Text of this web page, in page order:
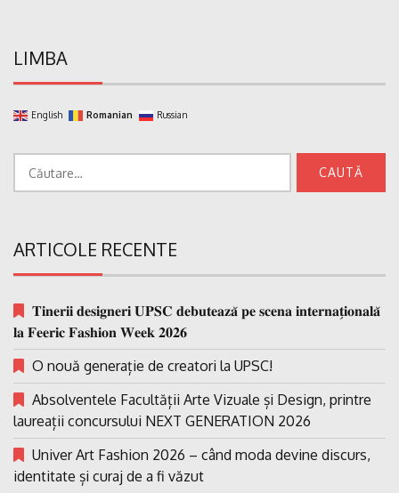
LIMBA
English Romanian Russian
ARTICOLE RECENTE
𝐓𝐢𝐧𝐞𝐫𝐢𝐢 𝐝𝐞𝐬𝐢𝐠𝐧𝐞𝐫𝐢 𝐔𝐏𝐒𝐂 𝐝𝐞𝐛𝐮𝐭𝐞𝐚𝐳𝐚̆ 𝐩𝐞 𝐬𝐜𝐞𝐧𝐚 𝐢𝐧𝐭𝐞𝐫𝐧𝐚𝐭̗𝐢𝐨𝐧𝐚𝐥𝐚̆
𝐥𝐚 𝐅𝐞𝐞𝐫𝐢𝐜 𝐅𝐚𝐬𝐡𝐢𝐨𝐧 𝐖𝐞𝐞𝐤 𝟐𝟎𝟐𝟔
O nouă generație de creatori la UPSC!
Absolventele Facultății Arte Vizuale și Design, printre
laureații concursului NEXT GENERATION 2026
Univer Art Fashion 2026 – când moda devine discurs,
identitate și curaj de a fi văzut